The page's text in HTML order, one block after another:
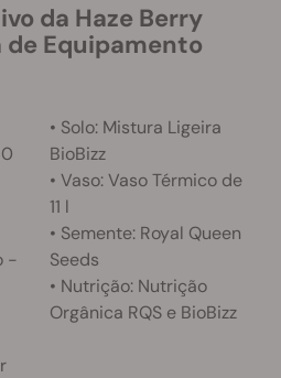
Equipamento
-
• Solo: Mistura Ligeira
BioBizz
• Vaso: Vaso Térmico de
11 l
• Semente: Royal Queen
Seeds
• Nutrição: Nutrição
Orgânica RQS e BioBizz